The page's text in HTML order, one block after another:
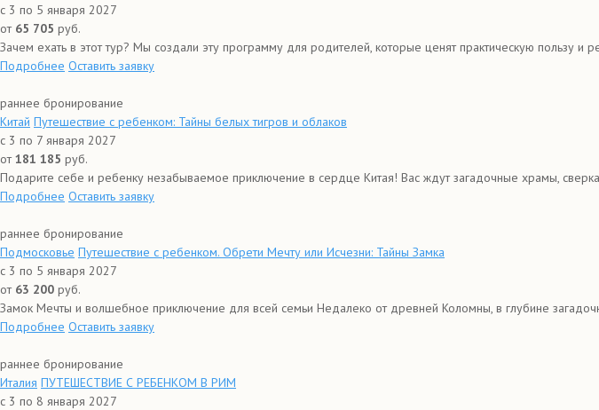
с 3 по 5 января 2027
от 65 705 руб.
Зачем ехать в этот тур? Мы создали эту программу для родителей, которые ценят практическую пользу и
Подробнее Оставить заявку
раннее бронирование
Китай Путешествие с ребенком: Тайны белых тигров и облаков
с 3 по 7 января 2027
от181 185 руб.
Подарите себе и ребенку незабываемое приключение в сердце Китая! Вас ждут загадочные храмы,
Подробнее Оставить заявку
раннее бронирование
Подмосковье Путешествие с ребенком. Обрети Мечту или Исчезни: Тайны Замка
с 3 по 5 января 2027
от 63 200 руб.
Замок Мечты и волшебное приключение для всей семьи Недалеко от древней Коломны, в глубине
Подробнее Оставить заявку
раннее бронирование
Италия ПУТЕШЕСТВИЕ С РЕБЕНКОМ В РИМ
с 3 по 8 января 2027